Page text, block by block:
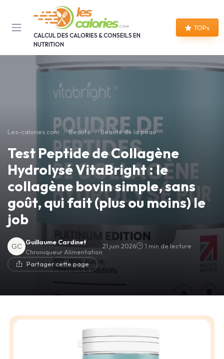
CALCUL DES CALORIES & CONSEILS EN
NUTRITION
TOPs
Les-calories.com Beauté Beauté de la peau
Test Peptide de Collagène
Hydrolysé VitaBright : le
collagène bovin simple, sans
goût, qui fait (plus ou moins) le
job
Guillaume Cardinet
Chroniqueur Alimentation
21 juin 2026 1 min de lecture
Partager cette page
Panneau de gestion des cookies